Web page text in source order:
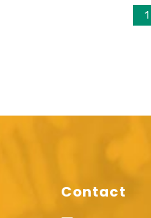
1
Contact